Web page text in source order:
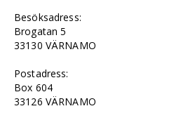
Besöksadress:
Brogatan 5
33130 VÄRNAMO
Postadress:
Box 604
33126 VÄRNAMO